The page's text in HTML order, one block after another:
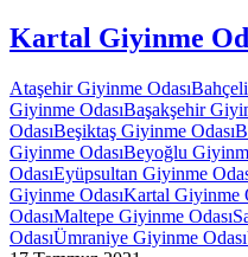
Kartal Giyinme
Ataşehir Giyinme Odası
Giyinme OdasıBaşakşehir
OdasıBeşiktaş Giyinme Odası
Giyinme OdasıBeyoğlu
OdasıEyüpsultan Giyinme
Giyinme OdasıKartal Giyinme
OdasıMaltepe Giyinme Odası
OdasıÜmraniye Giyinme Odası